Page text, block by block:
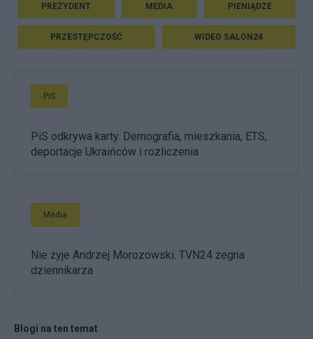
PREZYDENT MEDIA PIENIĄDZE
PRZESTĘPCZOŚĆ WIDEO SALON24
PiS
PiS odkrywa karty. Demografia, mieszkania, ETS,
deportacje Ukraińców i rozliczenia
Media
Nie żyje Andrzej Morozowski. TVN24 żegna
dziennikarza
Blogi na ten temat